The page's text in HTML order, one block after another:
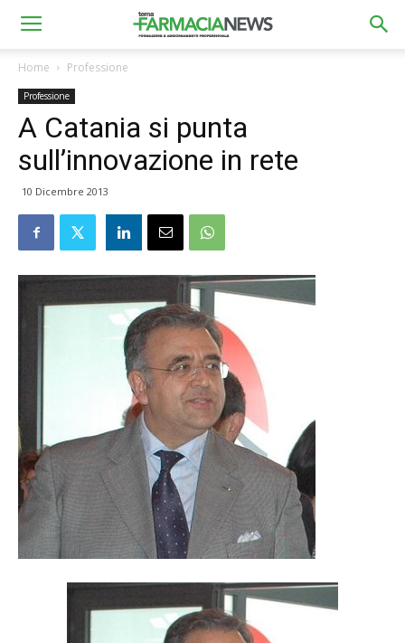
Home Professione
Professione
A Catania si punta
sull’innovazione in rete
10 Dicembre 2013